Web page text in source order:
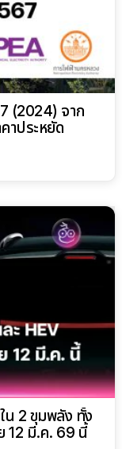
(2024) จาก
าประหยัด
น 2 ขุมพลัง ทั้ง
12 มี.ค. 69 นี้